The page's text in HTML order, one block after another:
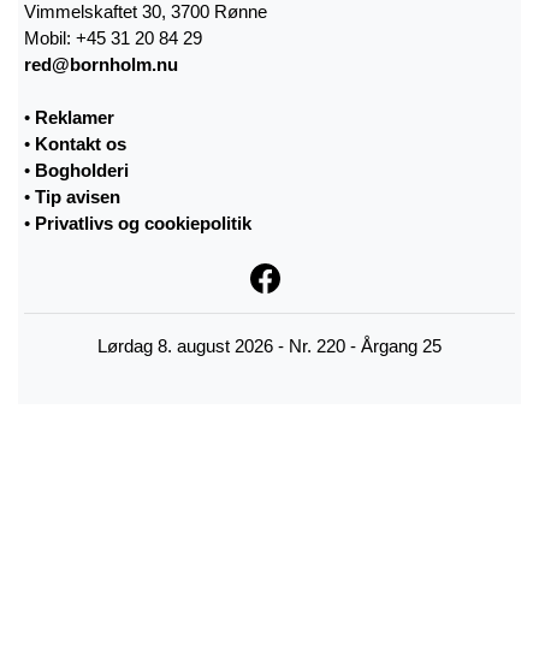
Vimmelskaftet 30, 3700 Rønne
Mobil: +45 31 20 84 29
red@bornholm.nu
• Reklamer
• Kontakt os
• Bogholderi
• Tip avisen
• Privatlivs og cookiepolitik
Lørdag 8. august 2026 - Nr. 220 - Årgang 25